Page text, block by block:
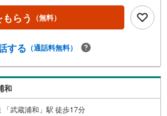
らう （無料）
する （通話料無料）
和
「武蔵浦和」駅 徒歩17分